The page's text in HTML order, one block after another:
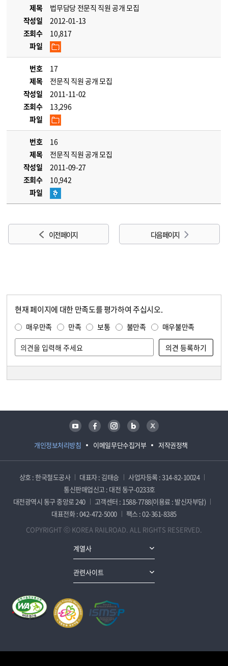
제목
법무담당 전문직 직원 공개 모집
작성일
2012-01-13
조회수
10,817
파일
번호
17
제목
전문직 직원 공개 모집
작성일
2011-11-02
조회수
13,296
파일
번호
16
제목
전문직 직원 공개 모집
작성일
2011-09-27
조회수
10,942
파일
이전 페이지 다음 페이지
현재 페이지에 대한 만족도를 평가하여 주십시오.
매우만족 만족 보통 불만족 매우불만족
개인정보처리방침 이메일무단수집거부 저작권정책
유튜브 페이스북 인스타그램 블로그 트위터
상호 : 한국철도공사 대표자 : 김태승
사업자등록 : 314-82-10024
통신판매업신고 : 대전 동구-0233호
대전광역시 동구 중앙로 240
고객센터 : 1588-7788(이용료 : 발신자부담)
대표전화 : 042-472-5000
팩스 : 02-361-8385
COPYRIGHT ⓒ KOREA RAILROAD. ALL RIGHTS RESERVED.
계열사
관련사이트